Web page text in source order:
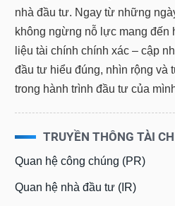
nhà đầu tư. Ngay từ những
không ngừng nỗ lực mang đến
liệu tài chính chính xác – cập
đầu tư hiểu đúng, nhìn rộng và
trong hành trình đầu tư của
TRUYỀN THÔNG TÀI
Quan hệ công chúng (PR)
Quan hệ nhà đầu tư (IR)